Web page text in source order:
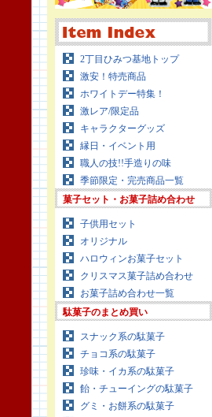
2丁目ひみつ基地トップ
激安！特売商品
ホワイトデー特集！
激レア/限定品
キャラクターグッズ
縁日・イベント用
職人の技!!手造りの味
季節限定・完売商品一覧
菓子セット・お菓子詰め合わせ
子供用セット
オリジナル
ハロウィンお菓子セット
クリスマス菓子詰め合わせ
お菓子詰め合わせ一覧
駄菓子のまとめ買い
スナック系の駄菓子
チョコ系の駄菓子
珍味・イカ系の駄菓子
飴・チューイングの駄菓子
グミ・お餅系の駄菓子